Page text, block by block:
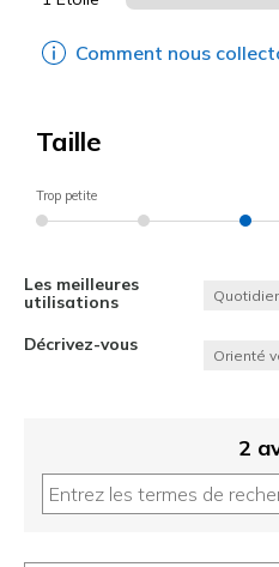
Comment nous
Taille
Trop petite
Les meilleures
utilisations
Décrivez-vous
Orienté
2